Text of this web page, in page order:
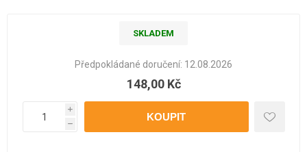
SKLADEM
Předpokládané doručení: 12.08.2026
148,00 Kč
i
h